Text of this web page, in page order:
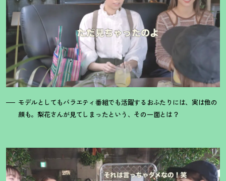
モデルとしてもバラエティ番組でも活躍するおふたりには、実は他の
顔も。梨花さんが見てしまったという、その一面とは ？